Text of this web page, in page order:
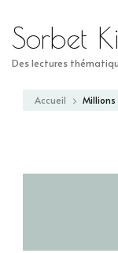
Sorbet
Des lectures
Accueil Millions